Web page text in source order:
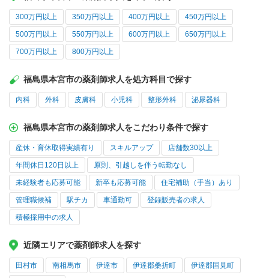
300万円以上 350万円以上 400万円以上 450万円以上
500万円以上 550万円以上 600万円以上 650万円以上
700万円以上 800万円以上
福島県本宮市の薬剤師求人を処方科目で探す
内科 外科 皮膚科 小児科 整形外科 泌尿器科
福島県本宮市の薬剤師求人をこだわり条件で探す
産休・育休取得実績有り スキルアップ 店舗数30以上
年間休日120日以上 原則、引越しを伴う転勤なし
未経験者も応募可能 新卒も応募可能 住宅補助（手当）あり
管理職候補 駅チカ 車通勤可 登録販売者の求人
積極採用中の求人
近隣エリアで薬剤師求人を探す
田村市 南相馬市 伊達市 伊達郡桑折町 伊達郡国見町